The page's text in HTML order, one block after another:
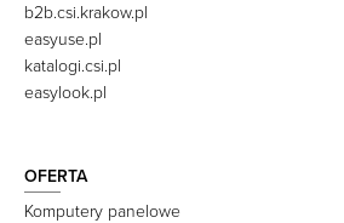
b2b.csi.krakow.pl
easyuse.pl
katalogi.csi.pl
easylook.pl
OFERTA
Komputery panelowe